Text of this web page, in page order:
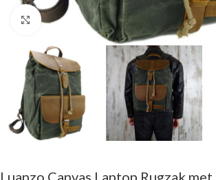
Click to enlarge